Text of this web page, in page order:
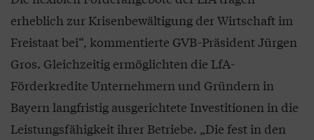
erheblich zur Krisenbewältigung der Wirtschaft im
Freistaat bei“, kommentierte GVB-Präsident Jürgen
Gros. Gleichzeitig ermöglichten die LfA-
Förderkredite Unternehmern und Gründern in
Bayern langfristig ausgerichtete Investitionen in die
Leistungsfähigkeit ihrer Betriebe. „Die fest in den